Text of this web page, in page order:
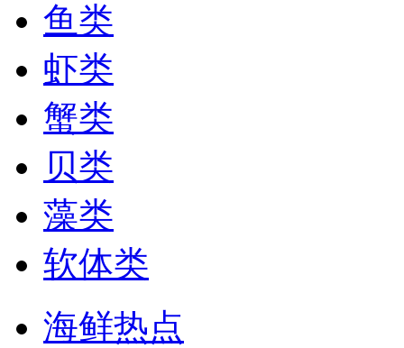
鱼类
虾类
蟹类
贝类
藻类
软体类
海鲜热点